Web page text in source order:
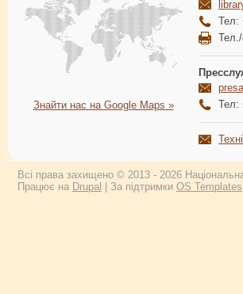
Знайти нас на Google Maps »
Тел:
Тел:
Всі права захищено © 2013 - 2026
Працює на Drupal | За підтримки OS Templates